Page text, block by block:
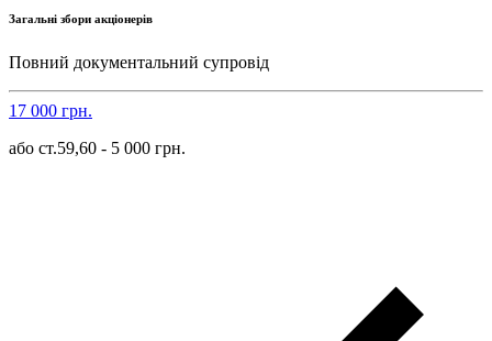
Загальні збори акціонерів
Повний документальний супровід
17 000 грн.
або ст.59,60 - 5 000 грн.